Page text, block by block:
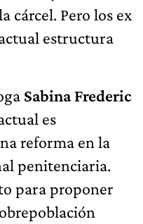
cárcel. Pero los ex
estructura
Sabina Frederic
es
reforma en la
penitenciaria.
para proponer